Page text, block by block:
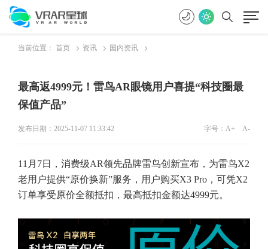
当前位置： 首页 资讯 国内资讯
最高返4999元！雷鸟AR眼镜用户喜提“科技圈最
保值产品”
发布日期：2025-11-07 11:33:42 字号： A+ A-
11月7日，消费级AR领先品牌雷鸟创新宣布，为雷鸟X2
老用户提供“原价换新”服务，用户购买X3 Pro，可凭X2
订单享受原价全额抵扣，最高抵扣金额达4999元。